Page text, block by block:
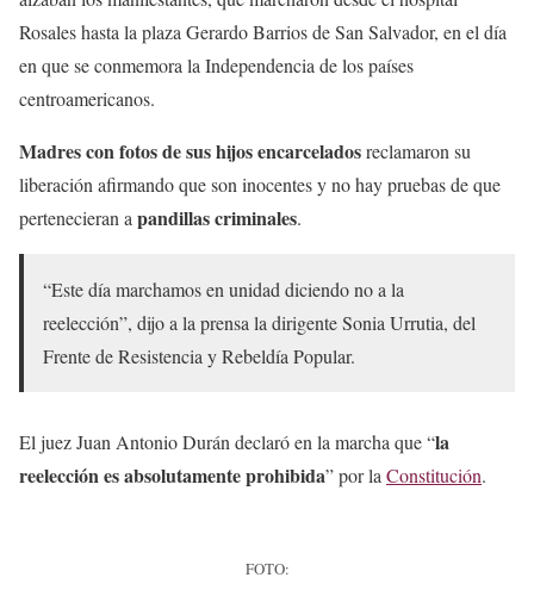
Rosales hasta la plaza Gerardo Barrios de San Salvador, en el día
en que se conmemora la Independencia de los países
centroamericanos.
Madres con fotos de sus hijos encarceladosreclamaron su
liberación afirmando que son inocentes y no hay pruebas de que
pertenecieran a pandillas criminales.
“Este día marchamos en unidad diciendo no a la
reelección”, dijo a la prensa la dirigente Sonia Urrutia, del
Frente de Resistencia y Rebeldía Popular.
El juez Juan Antonio Durán declaró en la marcha que “la
reelección es absolutamente prohibida” por la Constitución.
FOTO: